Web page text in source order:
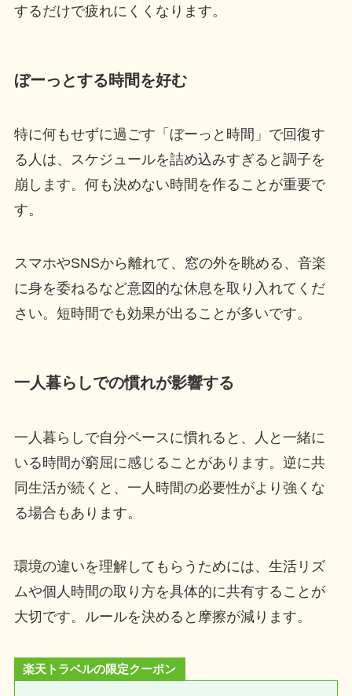
するだけで疲れにくくなります。
ぼーっとする時間を好む
特に何もせずに過ごす「ぼーっと時間」で回復す
る人は、スケジュールを詰め込みすぎると調子を
崩します。何も決めない時間を作ることが重要で
す。
スマホやSNSから離れて、窓の外を眺める、音楽
に身を委ねるなど意図的な休息を取り入れてくだ
さい。短時間でも効果が出ることが多いです。
一人暮らしでの慣れが影響する
一人暮らしで自分ペースに慣れると、人と一緒に
いる時間が窮屈に感じることがあります。逆に共
同生活が続くと、一人時間の必要性がより強くな
る場合もあります。
環境の違いを理解してもらうためには、生活リズ
ムや個人時間の取り方を具体的に共有することが
大切です。ルールを決めると摩擦が減ります。
楽天トラベルの限定クーポン